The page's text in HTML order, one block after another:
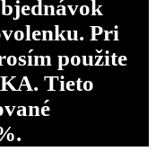
Pri
použite
Tieto